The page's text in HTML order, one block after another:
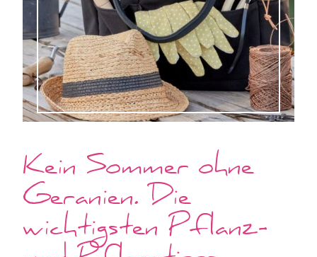
Kein Sommer ohne
Geranien. Die
wichtigsten Pflanz-